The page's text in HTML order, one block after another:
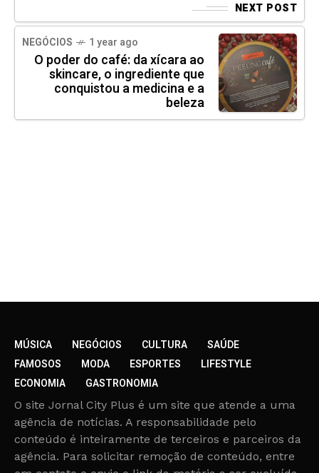
NEXT POST
NEGÓCIOS 1 year ago
O poder do café: da xícara ao
skincare, o ingrediente que
conquistou a medicina e a
beleza
MÚSICA NEGÓCIOS CULTURA
SAÚDE
FAMOSOS
MODA ESPORTES
LIFESTYLE
ECONOMIA
GASTRONOMIA
O site Jornal City Plus é um site que atende a uma
agência de notícias. A responsabilidade pelo
conteúdo é inteiramente de terceiros e parceiros da
agência. Para solicitar remoção de conteúdo, entre